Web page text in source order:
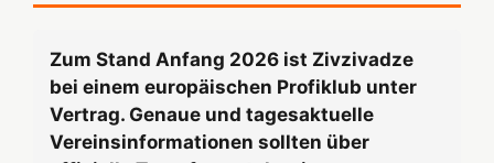
Zum Stand Anfang 2026 ist Zivzivadze
bei einem europäischen Profiklub unter
Vertrag. Genaue und tagesaktuelle
Vereinsinformationen sollten über